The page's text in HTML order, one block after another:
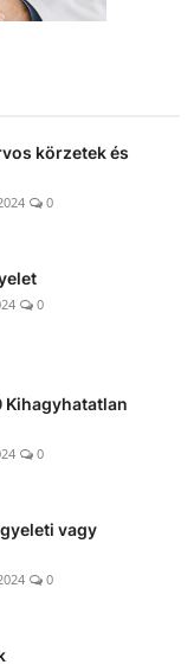
körzetek és
0
0
Kihagyhatatlan
0
vagy
0